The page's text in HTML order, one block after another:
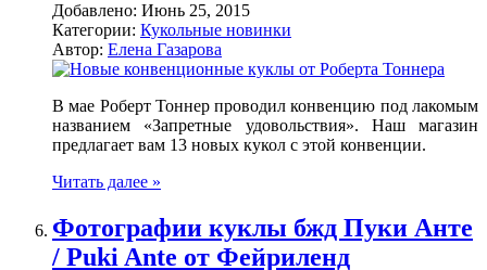
Добавлено: Июнь 25, 2015
Категории: Кукольные новинки
Автор: Елена Газарова
В мае Роберт Тоннер проводил конвенцию под лакомым
названием «Запретные удовольствия». Наш магазин
предлагает вам 13 новых кукол с этой конвенции.
Читать далее »
Фотографии куклы бжд Пуки Анте
/ Puki Ante от Фейриленд